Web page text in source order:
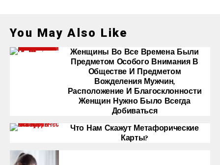
You May Also Like
Женщины Во Все Времена Были
Предметом Особого Внимания В
Обществе И Предметом
Вожделения Мужчин,
Расположение И Благосклонности
Женщин Нужно Было Всегда
Добиваться
Что Нам Скажут Метафорические
Карты?